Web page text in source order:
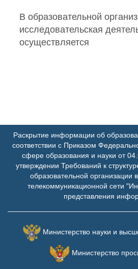
В образовательной
исследовательская
осуществляется
Раскрытие информации об
соответствии с Приказом
сфере образования и науки от
утверждении Требований к
образовательной
телекоммуникационной сети
представления
Министерство науки и
Министерство